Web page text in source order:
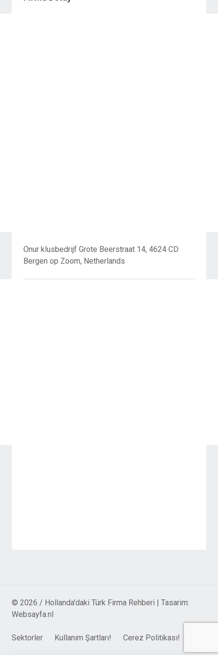
Onur klusbedrijf Grote Beerstraat 14, 4624 CD
Bergen op Zoom, Netherlands
© 2026 / Hollanda'daki Türk Firma Rehberi | Tasarim:
Websayfa.nl
Sektorler Kullanım Şartları! Cerez Politikası!